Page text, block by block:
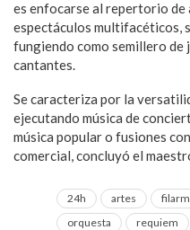
es enfocarse al repertorio de
espectáculos multifacéticos,
fungiendo como semillero de
cantantes.
Se caracteriza por la
ejecutando música de
música popular o fusiones
comercial, concluyó el
24h artes
orquesta
requiem